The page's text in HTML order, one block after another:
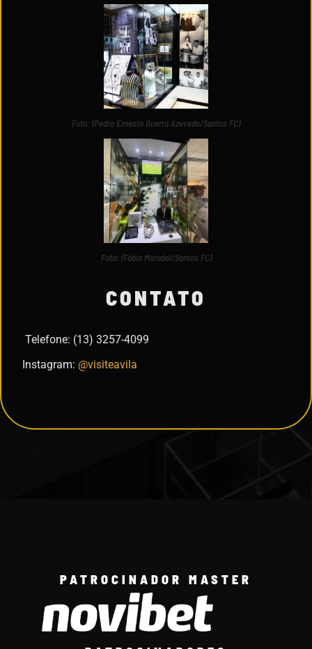
Foto: (Pedro Ernesto Guerra Azevedo/Santos FC)
Foto: (Fábio Maradei/Santos FC)
CONTATO
Telefone: (13) 3257-4099
Instagram: @visiteavila
PATROCINADOR MASTER